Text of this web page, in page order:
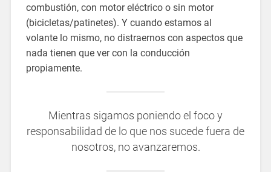
combustión, con motor eléctrico o sin motor
(bicicletas/patinetes). Y cuando estamos al
volante lo mismo, no distraernos con aspectos que
nada tienen que ver con la conducción
propiamente.
Mientras sigamos poniendo el foco y
responsabilidad de lo que nos sucede fuera de
nosotros, no avanzaremos.